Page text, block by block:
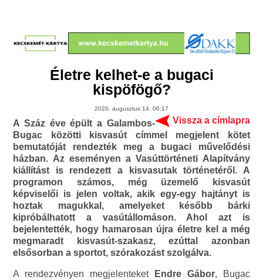
Életre kelhet-e a bugaci
kispöfögő?
2020. augusztus 14. 06:17
Vissza a címlapra
A Száz éve épült a Galambos-
Bugac közötti kisvasút címmel megjelent kötet
bemutatóját rendezték meg a bugaci művelődési
házban. Az eseményen a Vasúttörténeti Alapítvány
kiállítást is rendezett a kisvasutak történetéről. A
programon számos, még üzemelő kisvasút
képviselői is jelen voltak, akik egy-egy hajtányt is
hoztak magukkal, amelyeket később bárki
kipróbálhatott a vasútállomáson. Ahol azt is
bejelentették, hogy hamarosan újra életre kel a még
megmaradt kisvasút-szakasz, ezúttal azonban
elsősorban a sportot, szórakozást szolgálva.
A rendezvényen megjelenteket Endre Gábor, Bugac